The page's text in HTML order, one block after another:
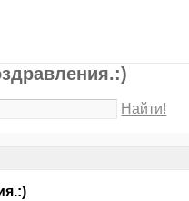
Найти!